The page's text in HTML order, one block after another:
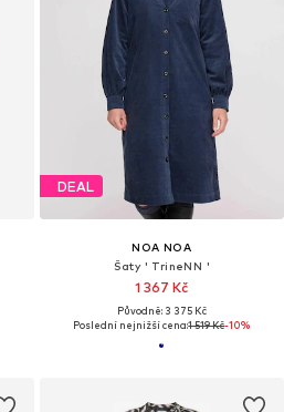
DEAL
NOA NOA
Šaty ' TrineNN '
1 367 Kč
Původně: 3 375 Kč
Poslední nejnižší cena:1 519 Kč-10%